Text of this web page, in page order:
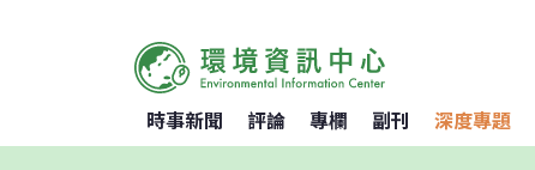
時事新聞 評論 專欄 副刊 深度專題